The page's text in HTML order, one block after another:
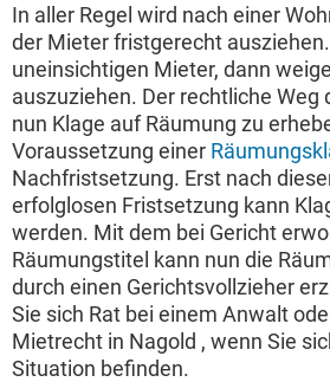
In aller Regel wird nach einer
der Mieter fristgerecht
uneinsichtigen Mieter, dann
auszuziehen. Der rechtliche Weg
nun Klage auf Räumung zu
Voraussetzung einer
Nachfristsetzung. Erst nach
erfolglosen Fristsetzung kann
werden. Mit dem bei Gericht
Räumungstitel kann nun die
durch einen Gerichtsvollzieher
Sie sich Rat bei einem Anwalt
Mietrecht in Nagold , wenn Sie
Situation befinden.